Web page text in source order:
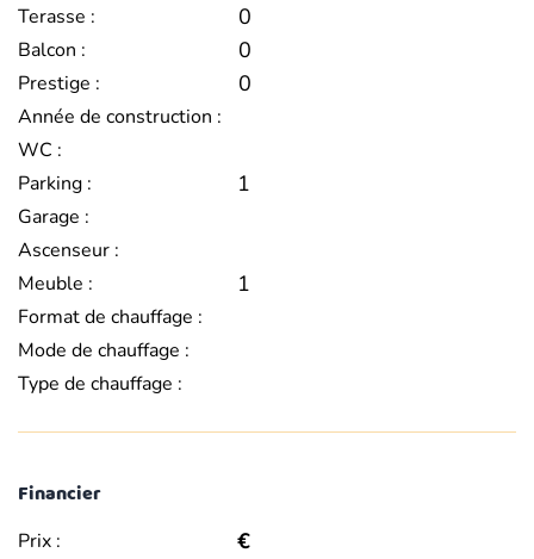
Terasse :
0
Balcon : 0
Prestige : 0
Année de construction :
WC :
Parking :
1
Garage :
Ascenseur :
Meuble :
1
Format de chauffage :
Mode de chauffage :
Type de chauffage :
Financier
Prix : €